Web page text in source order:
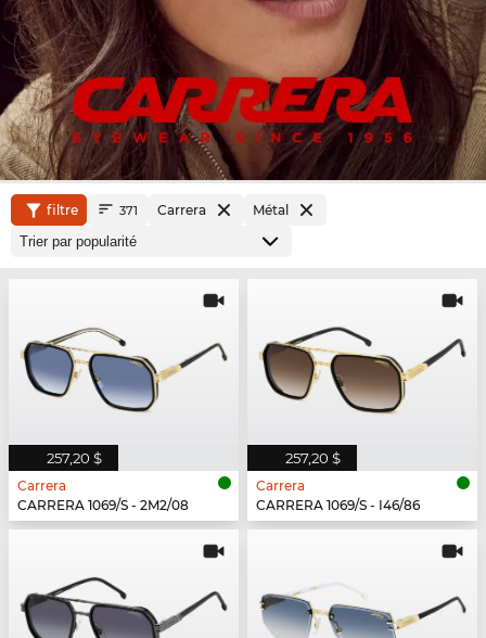
filtre 371 Carrera Métal
257,20 $
Carrera
CARRERA 1069/S - 2M2/08
257,20 $
Carrera
CARRERA 1069/S - I46/86